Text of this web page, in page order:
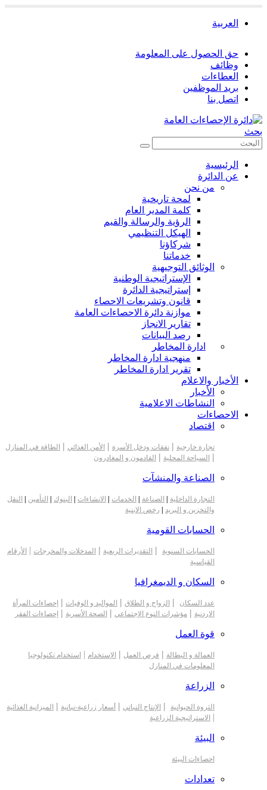
العربية
حق الحصول على المعلومة
وظائف
العطاءات
بريد الموظفين
اتصل بنا
بحث
الرئيسية
عن الدائرة
من نحن
لمحة تاريخية
كلمة المدير العام
الرؤية والرسالة والقيم
الهيكل التنظيمي
شركاؤنا
خدماتنا
الوثائق التوجيهية
الإستراتيجية الوطنية
إستراتيجية الدائرة
قانون وتشريعات الاحصاء
موازنة دائرة الاحصاءات العامة
تقارير الانجاز
رصد البيانات
ادارة المخاطر
منهجية ادارة المخاطر
تقرير ادارة المخاطر
الأخبار والاعلام
الأخبار
النشاطات الاعلامية
الاحصاءات
اقتصاد
تجارة خارجية | نفقات ودخل الأسرة | الأمن الغذائي | الطاقة في المنازل
| السياحة المحلية | القادمون و المغادرون
الصناعة والمنشآت
التجارة الداخلية الصناعة الخدمات الانشاءات البنوك التأمين
النقل
والتخزين و البريد
رخص الابنية
الحسابات القومية
الحسابات السنوية | التقديرات الربعية | المدخلات والمخرجات |
الأرقام
القياسية
السكان و الديمغرافيا
عدد السكان | الزواج و الطلاق | المواليد و الوفيات | إحصاءات المرأة
الاردنية | مؤشرات النوع الإجتماعي | الصحة الأسرية | إحصاءات الفقر
قوة العمل
العمالة و البطالة | فرص العمل | الإستخدام |
استخدام تكنولوجيا
المعلومات في المنازل
الزراعة
الثروة الحيوانية | الإنتاج النباتي | أسعار زراعية-نباتية | الميزانية الغذائية
| الاستراتيجية الزراعية
البيئة
احصاءات البيئة
تعدادات